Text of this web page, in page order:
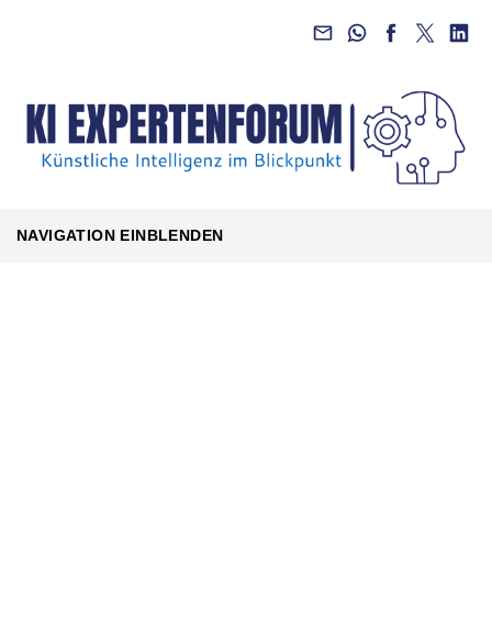
NAVIGATION EINBLENDEN